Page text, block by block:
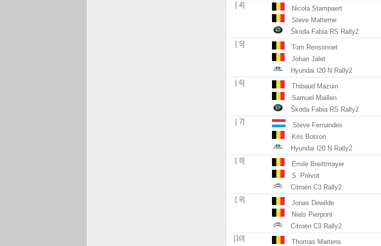
[ 4]
Nicola Stampaert
Steve Matterne
Škoda Fabia RS Rally2
[ 5]
Tom Rensonnet
Johan Jalet
Hyundai I20 N Rally2
[ 6]
Thibaud Mazuin
Samuel Maillen
Škoda Fabia RS Rally2
[ 7]
Steve Fernandes
Kris Botson
Hyundai I20 N Rally2
[ 8]
Emile Breittmayer
S. Prévot
Citroën C3 Rally2
[ 9]
Jonas Dewilde
Niels Pierpont
Citroën C3 Rally2
[10]
Thomas Martens